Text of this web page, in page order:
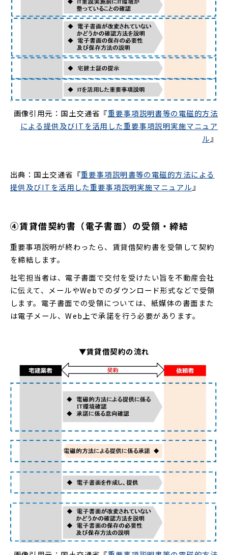
画像引用元：国土交通省『重要事項説明書等の電磁的方法
による提供及びITを活用した重要事項説明実施マニュア
ル 』
出典：国土交通省『重要事項説明書等の電磁的方法による
提供及びITを活用した重要事項説明実施マニュアル 』
④賃貸借契約書（電子書面）の受領・締結
重要事項説明が終わったら、賃貸借契約書を受領して契約
を締結します。
社宅担当者は、電子書面で交付を受けたい旨を不動産会社
に伝えて、メールやWebでのダウンロード形式などで受領
します。電子書面での受領については、紙媒体の書面また
は電子メール、Web上で承諾を行う必要があります。
▼賃貸借契約の流れ